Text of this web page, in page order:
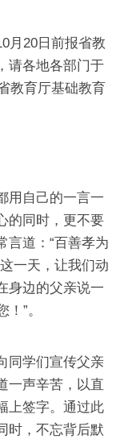
20日前报省教
请各地各部门于
教育厅基础教育
自己的一言一
的同时，更不要
言道：“百善孝为
一天，让我们动
身边的父亲说一
”。
学们宣传父亲
一声辛苦，以直
上签字。通过此
时，不忘背后默